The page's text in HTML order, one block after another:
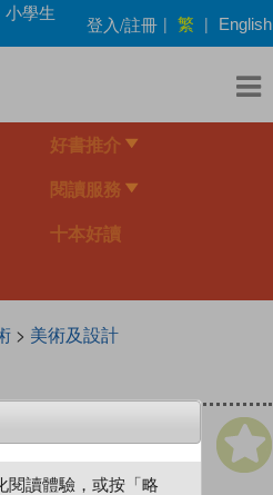
小學生
登入/註冊 | 繁 | English
好書推介
閱讀服務
十本好讀
> 美術及設計
閱讀體驗，或按「略